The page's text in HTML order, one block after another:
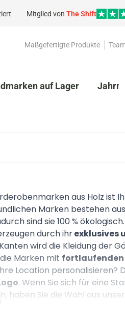
Mitglied vonThe Shift
Maßgefertigte Produkte
auf Lager
aus Holz ist
Marken bestehen
sind sie 100 %
durch ihrexklusives
wird die Kleidung der
Marken mit fortlaufenden
Location personalisieren?
. Wenn Sie sich für eine
haben Sie die Wahl aus